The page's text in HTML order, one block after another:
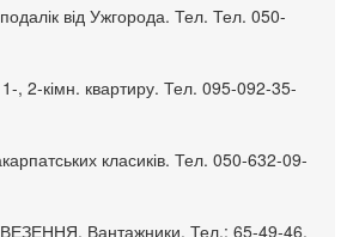
від Ужгорода. Тел. Тел. 050-
, 2-кімн. квартиру. Тел. 095-092-35-
класиків. Тел. 050-632-09-
Вантажники. Тел.: 65-49-46,